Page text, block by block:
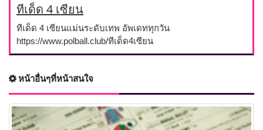
ทีเด็ด 4 เซียน
ทีเด็ด 4 เซียนแม่นระดับเทพ อัพเดททุกวัน
https://www.polball.club/ทีเด็ด4เซียน
หน้าอื่นๆที่หน้าสนใจ